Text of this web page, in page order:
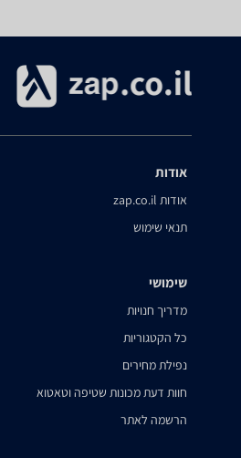
אודות
אודות zap.co.il
תנאי שימוש
שימושי
מדריך חנויות
כל הקטגוריות
נפילת מחירים
חוות דעת מכונות שטיפה וטאטוא
הרשמה לאתר